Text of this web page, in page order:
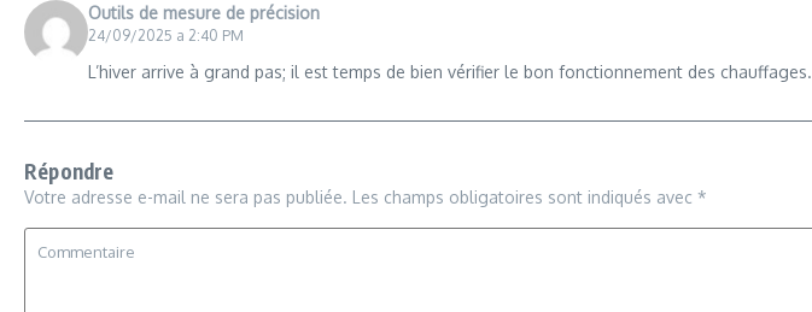
Outils de mesure de précision
24/09/2025 a 2:40 PM
L’hiver arrive à grand pas; il est temps de bien vérifier le bon fonctionnement des chauffages.
Répondre
Votre adresse e-mail ne sera pas publiée. Les champs obligatoires sont indiqués avec *